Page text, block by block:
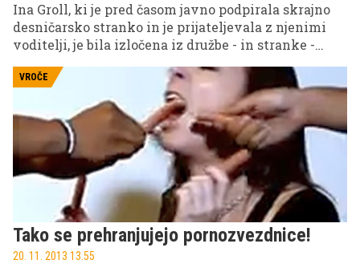
Ina Groll, ki je pred časom javno podpirala skrajno
desničarsko stranko in je prijateljevala z njenimi
voditelji, je bila izločena iz družbe - in stranke -
VROČE
Tako se prehranjujejo pornozvezdnice!
20. 11. 2013 13.55